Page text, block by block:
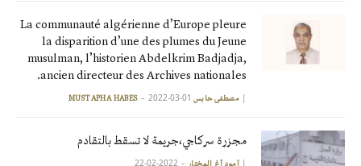
La communauté algérienne d’Europe pleure
la disparition d’une des plumes du Jeune
musulman, l’historien Abdelkrim Badjadja,
ancien directeur des Archives nationales.
| مصطفى حابس MUSTAPHA HABES 2022-03-01
مجزرة سركاجي،جريمة لا تسقط بالتقادم
| آمود أغ المختار 2022-02-22